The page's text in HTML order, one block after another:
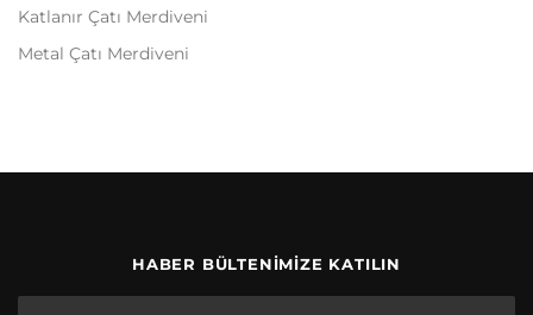
Katlanır Çatı Merdiveni
Metal Çatı Merdiveni
HABER BÜLTENIMIZE KATILIN